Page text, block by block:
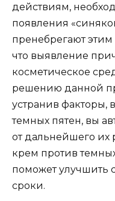
действиям,
появления
пренебрегают этим
что выявление
косметическое
решению данной
устранив
темных пятен, вы
от дальнейшего их
крем против
поможет улучшить
сроки.